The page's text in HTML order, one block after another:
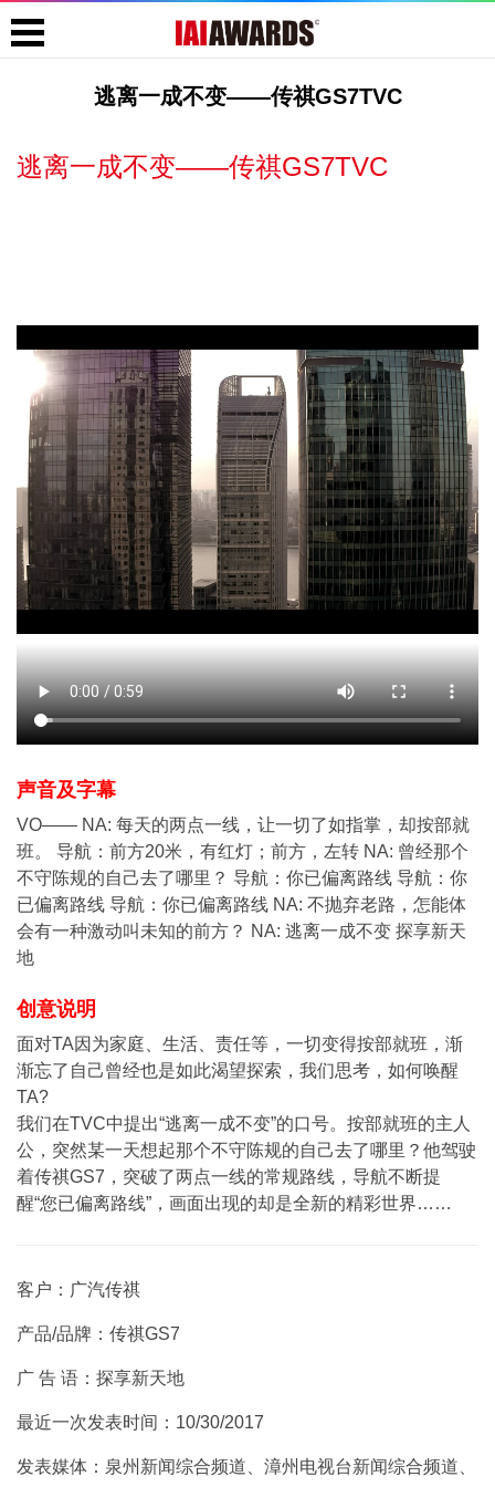
逃离一成不变——传祺GS7TVC
逃离一成不变——传祺GS7TVC
声音及字幕
VO—— NA: 每天的两点一线，让一切了如指掌，却按部就
班。 导航：前方20米，有红灯；前方，左转 NA: 曾经那个
不守陈规的自己去了哪里？ 导航：你已偏离路线 导航：你
已偏离路线 导航：你已偏离路线 NA: 不抛弃老路，怎能体
会有一种激动叫未知的前方？ NA: 逃离一成不变 探享新天
地
创意说明
面对TA因为家庭、生活、责任等，一切变得按部就班，渐
渐忘了自己曾经也是如此渴望探索，我们思考，如何唤醒
TA?
我们在TVC中提出“逃离一成不变”的口号。按部就班的主人
公，突然某一天想起那个不守陈规的自己去了哪里？他驾驶
着传祺GS7，突破了两点一线的常规路线，导航不断提
醒“您已偏离路线”，画面出现的却是全新的精彩世界……
客户：广汽传祺
产品/品牌：传祺GS7
广 告 语：探享新天地
最近一次发表时间：10/30/2017
发表媒体：泉州新闻综合频道、漳州电视台新闻综合频道、